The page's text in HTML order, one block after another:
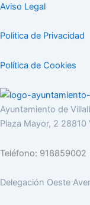
Aviso Legal
Politica de Privacidad
Política de Cookies
Ayuntamiento de
Plaza Mayor, 2 28810
Teléfono: 918859002
Delegación Oeste